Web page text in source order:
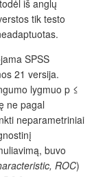
iš anglų
tik testo
SPSS
21 versija.
lygmuo p ≤
ne pagal
neparametriniai
ą, buvo
ROC)